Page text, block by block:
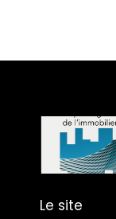
Le site